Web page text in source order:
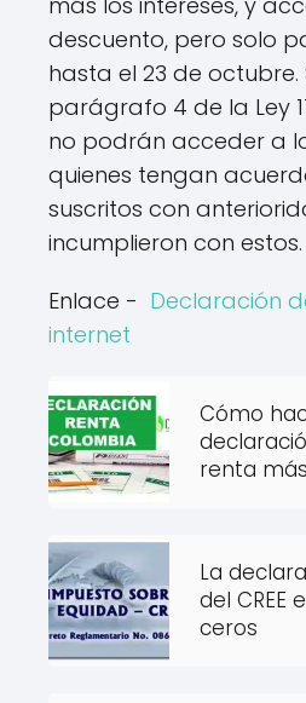
descuento, pero solo
hasta el 23 de octubre.
parágrafo 4 de la Ley
no podrán acceder a
quienes tengan
suscritos con
incumplieron con estos.
Enlace - Declaración
internet
Cómo
renta
La
del CREE
ceros